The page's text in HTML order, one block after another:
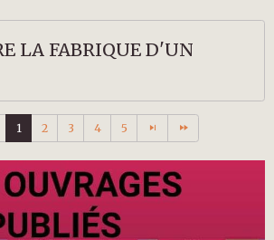
LA FABRIQUE D'UN
1 2 3 4 5